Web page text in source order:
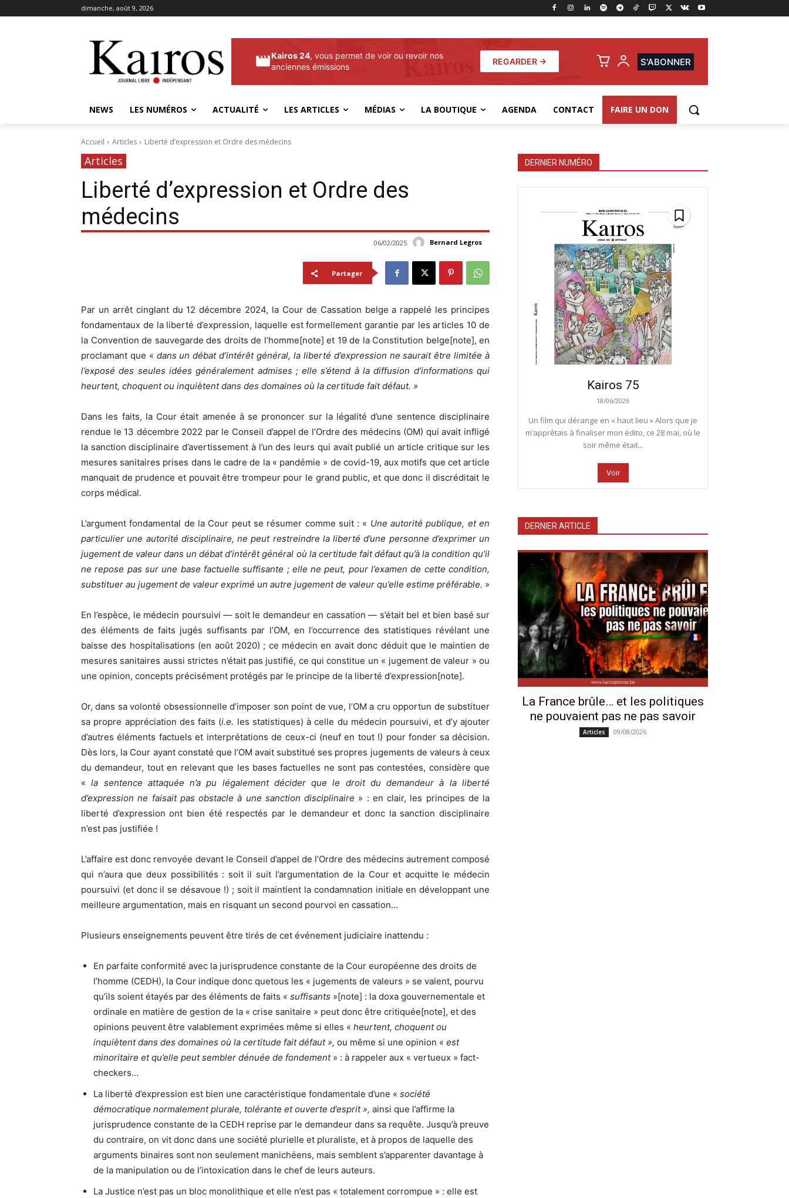
dimanche, août 9, 2026
Kairos 24, vous permet de voir ou revoir nos
anciennes émissions
REGARDER → S'ABONNER
NEWS LES NUMÉROS ACTUALITÉ LES ARTICLES MÉDIAS LA BOUTIQUE AGENDA CONTACT FAIRE UN DON
Accueil Articles Liberté d’expression et Ordre des médecins
Articles
Liberté d’expression et Ordre des
médecins
Bernard Legros
06/02/2025
Partager
Par un arrêt cinglant du 12 décembre 2024, la Cour de Cassation belge a rappelé les principes
fondamentaux de la liberté d’expression, laquelle est formellement garantie par les articles 10 de
la Convention de sauvegarde des droits de l’homme[note] et 19 de la Constitution belge[note], en
proclamant que « dans un débat d’intérêt général, la liberté d’expression ne saurait être limitée à
l’exposé des seules idées généralement admises ; elle s’étend à la diffusion d’informations qui
heurtent, choquent ou inquiètent dans des domaines où la certitude fait défaut. »
Dans les faits, la Cour était amenée à se prononcer sur la légalité d’une sentence disciplinaire
rendue le 13 décembre 2022 par le Conseil d’appel de l’Ordre des médecins (OM) qui avait infligé
la sanction disciplinaire d’avertissement à l’un des leurs qui avait publié un article critique sur les
mesures sanitaires prises dans le cadre de la « pandémie » de covid-19, aux motifs que cet article
manquait de prudence et pouvait être trompeur pour le grand public, et que donc il discréditait le
corps médical.
L’argument fondamental de la Cour peut se résumer comme suit : « Une autorité publique, et en
particulier une autorité disciplinaire, ne peut restreindre la liberté d’une personne d’exprimer un
jugement de valeur dans un débat d’intérêt général où la certitude fait défaut qu’à la condition qu’il
ne repose pas sur une base factuelle suffisante ; elle ne peut, pour l’examen de cette condition,
substituer au jugement de valeur exprimé un autre jugement de valeur qu’elle estime préférable. »
En l’espèce, le médecin poursuivi — soit le demandeur en cassation — s’était bel et bien basé sur
des éléments de faits jugés suffisants par l’OM, en l’occurrence des statistiques révélant une
baisse des hospitalisations (en août 2020) ; ce médecin en avait donc déduit que le maintien de
mesures sanitaires aussi strictes n’était pas justifié, ce qui constitue un « jugement de valeur » ou
une opinion, concepts précisément protégés par le principe de la liberté d’expression[note].
Or, dans sa volonté obsessionnelle d’imposer son point de vue, l’OM a cru opportun de substituer
sa propre appréciation des faits (i.e. les statistiques) à celle du médecin poursuivi, et d’y ajouter
d’autres éléments factuels et interprétations de ceux-ci (neuf en tout !) pour fonder sa décision.
Dès lors, la Cour ayant constaté que l’OM avait substitué ses propres jugements de valeurs à ceux
du demandeur, tout en relevant que les bases factuelles ne sont pas contestées, considère que
«la sentence attaquée n’a pu légalement décider que le droit du demandeur à la liberté
d’expression ne faisait pas obstacle à une sanction disciplinaire » : en clair, les principes de la
liberté d’expression ont bien été respectés par le demandeur et donc la sanction disciplinaire
n’est pas justifiée !
L’affaire est donc renvoyée devant le Conseil d’appel de l’Ordre des médecins autrement composé
qui n’aura que deux possibilités : soit il suit l’argumentation de la Cour et acquitte le médecin
poursuivi (et donc il se désavoue !) ; soit il maintient la condamnation initiale en développant une
meilleure argumentation, mais en risquant un second pourvoi en cassation…
Plusieurs enseignements peuvent être tirés de cet événement judiciaire inattendu :
En parfaite conformité avec la jurisprudence constante de la Cour européenne des droits de
l’homme (CEDH), la Cour indique donc quetous les « jugements de valeurs » se valent, pourvu
qu’ils soient étayés par des éléments de faits « suffisants »[note] : la doxa gouvernementale et
ordinale en matière de gestion de la « crise sanitaire » peut donc être critiquée[note], et des
opinions peuvent être valablement exprimées même si elles « heurtent, choquent ou
inquiètent dans des domaines où la certitude fait défaut », ou même si une opinion « est
minoritaire et qu’elle peut sembler dénuée de fondement» : à rappeler aux « vertueux » fact-
checkers…
La liberté d’expression est bien une caractéristique fondamentale d’une « société
démocratique normalement plurale, tolérante et ouverte d’esprit », ainsi que l’affirme la
jurisprudence constante de la CEDH reprise par le demandeur dans sa requête. Jusqu’à preuve
du contraire, on vit donc dans une société plurielle et pluraliste, et à propos de laquelle des
arguments binaires sont non seulement manichéens, mais semblent s’apparenter davantage à
de la manipulation ou de l’intoxication dans le chef de leurs auteurs.
La Justice n’est pas un bloc monolithique et elle n’est pas « totalement corrompue » : elle est
DERNIER NUMÉRO
Kairos 75
18/06/2026
Un film qui dérange en « haut lieu » Alors que je
m’apprêtais à finaliser mon édito, ce 28 mai, où le
soir même était...
Voir
DERNIER ARTICLE
La France brûle… et les politiques
ne pouvaient pas ne pas savoir
Articles 09/08/2026